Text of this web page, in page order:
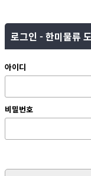
로그인 - 한미물류
아이디
비밀번호